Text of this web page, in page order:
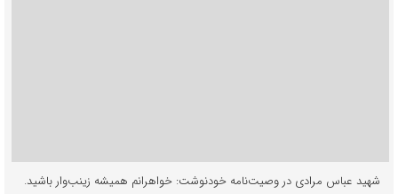
شهید عباس مرادی در وصیت‌نامه خودنوشت: خواهرانم همیشه زینب‌وار باشید.